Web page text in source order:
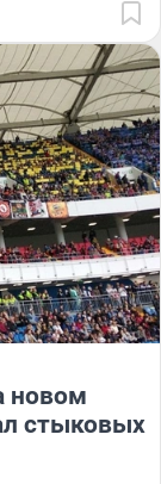
новом
стыковых